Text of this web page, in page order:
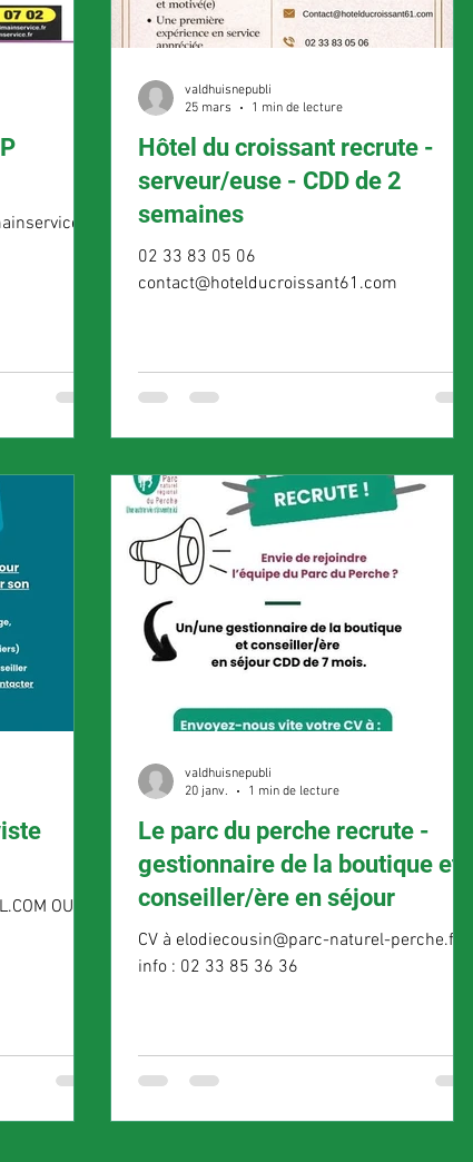
Hôtel du croissant recrute -
serveur/euse - CDD de 2
semaines
02 33 83 05 06
contact@hotelducroissant61.com
valdhuisnepubli
25 mars
1 min de lecture
OU AU
Le parc du perche recrute -
gestionnaire de la boutique et
conseiller/ère en séjour
CV à elodiecousin@parc-naturel-perche.fr
info : 02 33 85 36 36
valdhuisnepubli
20 janv.
1 min de lecture